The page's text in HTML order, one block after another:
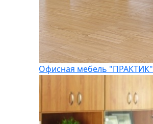
Офисная мебель "ПРАКТИК"